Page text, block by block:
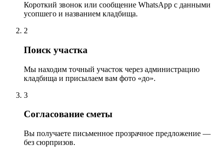
Короткий звонок или сообщение WhatsApp с данными
усопшего и названием кладбища.
2
Поиск участка
Мы находим точный участок через администрацию
кладбища и присылаем вам фото «до».
3
Согласование сметы
Вы получаете письменное прозрачное предложение —
без сюрпризов.